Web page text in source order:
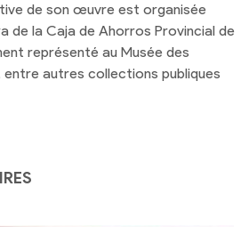
de son œuvre est organisée
de la Caja de Ahorros Provincial de
représenté au Musée des
entre autres collections publiques